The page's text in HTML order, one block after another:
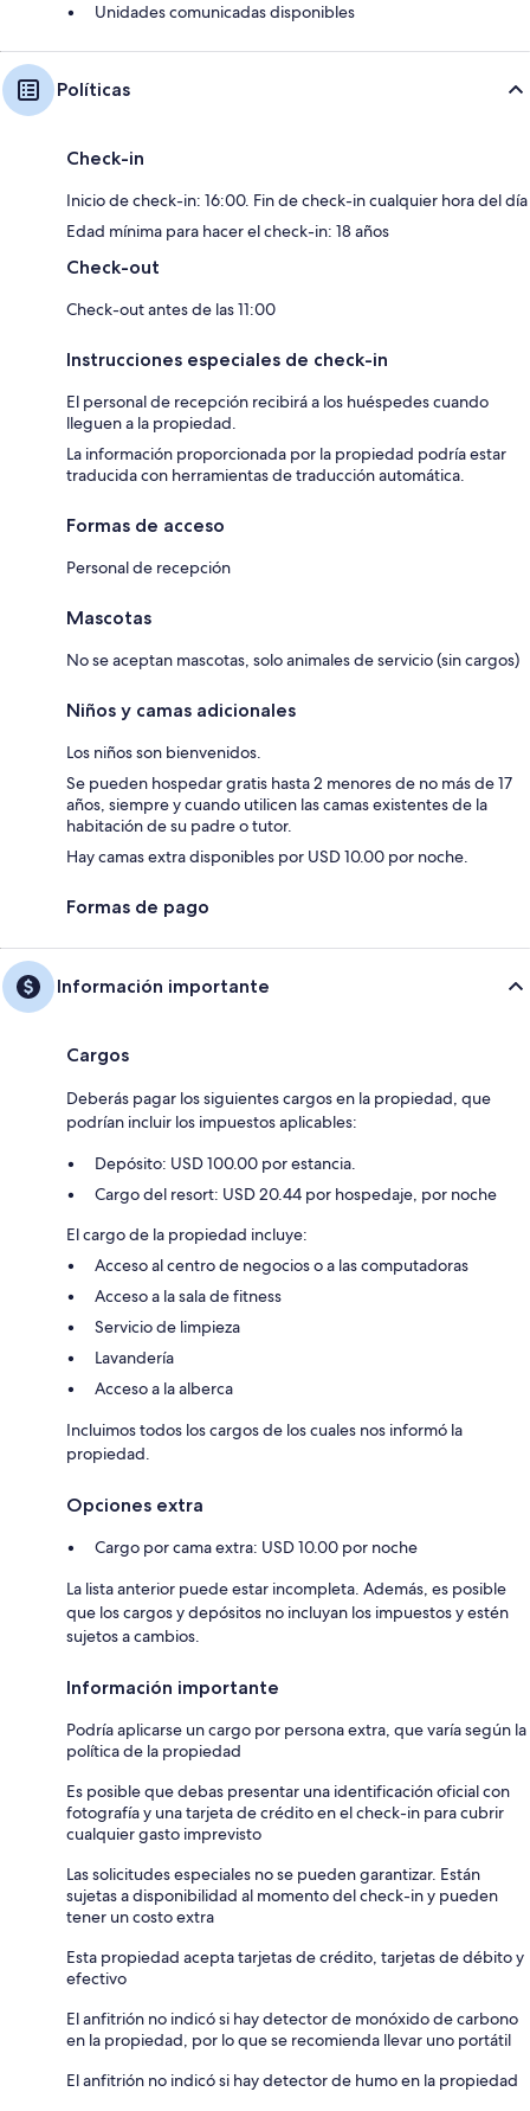
Unidades comunicadas disponibles
Políticas
Check-in
Inicio de check-in: 16:00. Fin de check-in cualquier hora del día
Edad mínima para hacer el check-in: 18 años
Check-out
Check-out antes de las 11:00
Instrucciones especiales de check-in
El personal de recepción recibirá a los huéspedes cuando
lleguen a la propiedad.
La información proporcionada por la propiedad podría estar
traducida con herramientas de traducción automática.
Formas de acceso
Personal de recepción
Mascotas
No se aceptan mascotas, solo animales de servicio (sin cargos)
Niños y camas adicionales
Los niños son bienvenidos.
Se pueden hospedar gratis hasta 2 menores de no más de 17
años, siempre y cuando utilicen las camas existentes de la
habitación de su padre o tutor.
Hay camas extra disponibles por USD 10.00 por noche.
Formas de pago
Información importante
Cargos
Deberás pagar los siguientes cargos en la propiedad, que
podrían incluir los impuestos aplicables:
Depósito: USD 100.00 por estancia.
Cargo del resort: USD 20.44 por hospedaje, por noche
El cargo de la propiedad incluye:
Acceso al centro de negocios o a las computadoras
Acceso a la sala de fitness
Servicio de limpieza
Lavandería
Acceso a la alberca
Incluimos todos los cargos de los cuales nos informó la
propiedad.
Opciones extra
Cargo por cama extra: USD 10.00 por noche
La lista anterior puede estar incompleta. Además, es posible
que los cargos y depósitos no incluyan los impuestos y estén
sujetos a cambios.
Información importante
Podría aplicarse un cargo por persona extra, que varía según la
política de la propiedad
Es posible que debas presentar una identificación oficial con
fotografía y una tarjeta de crédito en el check-in para cubrir
cualquier gasto imprevisto
Las solicitudes especiales no se pueden garantizar. Están
sujetas a disponibilidad al momento del check-in y pueden
tener un costo extra
Esta propiedad acepta tarjetas de crédito, tarjetas de débito y
efectivo
El anfitrión no indicó si hay detector de monóxido de carbono
en la propiedad, por lo que se recomienda llevar uno portátil
El anfitrión no indicó si hay detector de humo en la propiedad